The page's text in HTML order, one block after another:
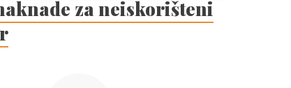
za neiskorišteni